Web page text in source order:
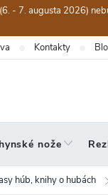
- 7. augusta 2026)
Kontakty
nože
húb, knihy o hubách